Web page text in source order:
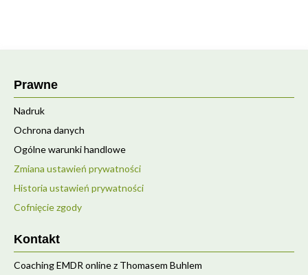
Prawne
Nadruk
Ochrona danych
Ogólne warunki handlowe
Zmiana ustawień prywatności
Historia ustawień prywatności
Cofnięcie zgody
Kontakt
Coaching EMDR online z Thomasem Buhlem